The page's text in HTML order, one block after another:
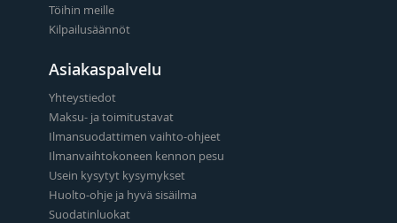
Töihin meille
Kilpailusäännöt
Asiakaspalvelu
Yhteystiedot
Maksu- ja toimitustavat
Ilmansuodattimen vaihto-ohjeet
Ilmanvaihtokoneen kennon pesu
Usein kysytyt kysymykset
Huolto-ohje ja hyvä sisäilma
Suodatinluokat